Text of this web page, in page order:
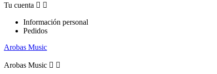
Tu cuenta  
Información personal
Pedidos
Arobas Music
Arobas Music  